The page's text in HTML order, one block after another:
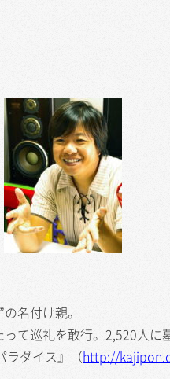
名付け親。
て巡礼を敢行。2,520人
ラダイス』（http://